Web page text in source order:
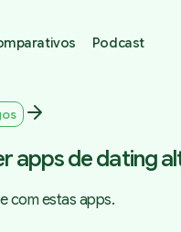
Podcast
apps de dating
com estas apps.